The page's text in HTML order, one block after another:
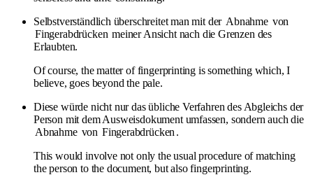
Selbstverständlich überschreitet man mit der Abnahme von
Fingerabdrücken meiner Ansicht nach die Grenzen des
Erlaubten.
Of course, the matter of fingerprinting is something which, I
believe, goes beyond the pale.
Diese würde nicht nur das übliche Verfahren des Abgleichs der
Person mit dem Ausweisdokument umfassen, sondern auch die
Abnahme von Fingerabdrücken .
This would involve not only the usual procedure of matching
the person to the document, but also fingerprinting.